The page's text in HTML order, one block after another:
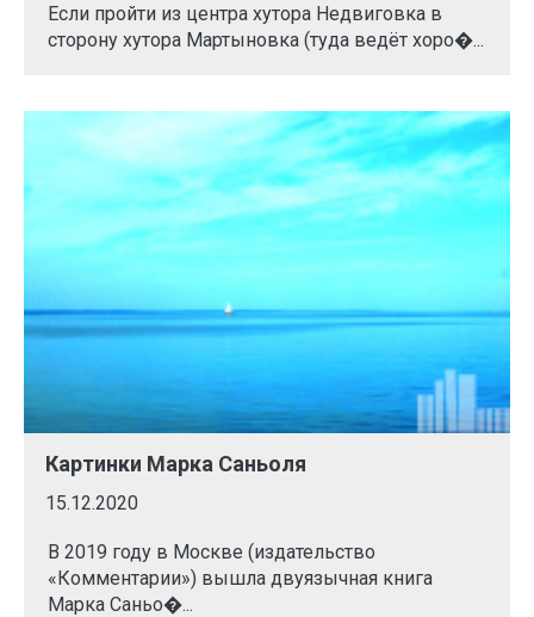
Если пройти из центра хутора Недвиговка в
сторону хутора Мартыновка (туда ведёт хоро�...
Картинки Марка Саньоля
15.12.2020
В 2019 году в Москве (издательство
«Комментарии») вышла двуязычная книга
Марка Саньо�...